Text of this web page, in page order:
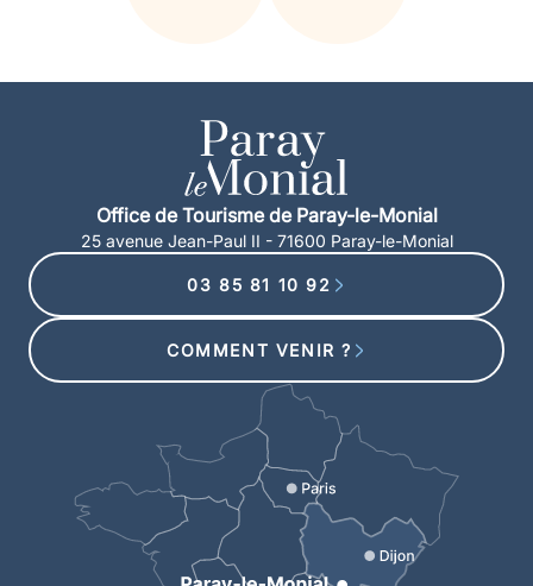
Office de Tourisme de Paray-le-Monial
25 avenue Jean-Paul II - 71600 Paray-le-Monial
03 85 81 10 92
COMMENT VENIR ?